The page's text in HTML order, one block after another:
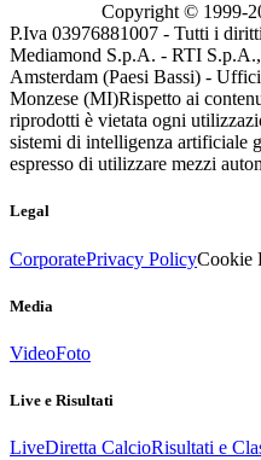
Copyright © 1999-
P.Iva 03976881007 - Tutti i
Mediamond S.p.A. - RTI
Amsterdam (Paesi Bassi) -
Monzese (MI)Rispetto ai
riprodotti è vietata ogni
sistemi di intelligenza artificiale
espresso di utilizzare mezzi
Legal
CorporatePrivacy PolicyCookie
Media
VideoFoto
Live e Risultati
LiveDiretta CalcioRisultati e